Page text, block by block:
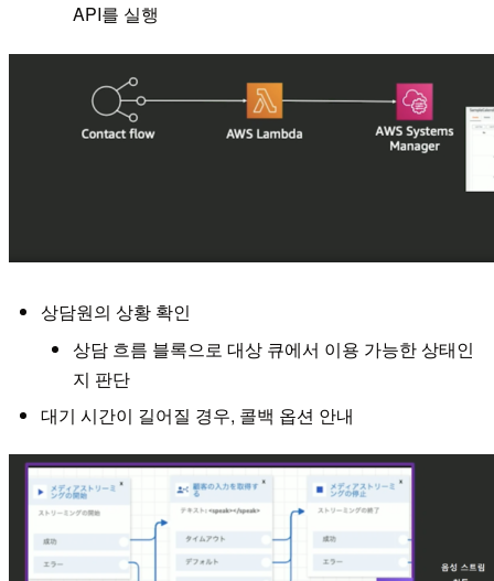
API를 실행
상담원의 상황 확인
상담 흐름 블록으로 대상 큐에서 이용 가능한 상태인
지 판단
대기 시간이 길어질 경우, 콜백 옵션 안내